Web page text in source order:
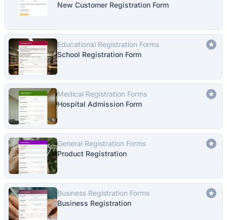
New Customer Registration Form
Educational Registration Forms
School Registration Form
Medical Registration Forms
Hospital Admission Form
General Registration Forms
Product Registration
Business Registration Forms
Business Registration